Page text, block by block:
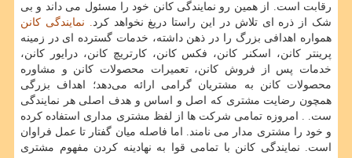
رقابت است. از همین رو نمایندگی کانن خود را مسئول می داند و بی
شک از ذره ای تلاش در این راستا دریغ نخواهد کرد. نمایندگی کانن
همواره اهدافی بزرگ را در ذهن داشته، خدمات گسترده ای در زمینه
پرینتر کانن، اسکنر کانن، فکس کانن، کارتریچ کانن، درایور کانن،
خدمات پس از فروش کانن، تعمیرات محصولات کانن و مشاوره
محصولات کانن به مشتریان گرامی ارائه می‌دهد؛ اهداف بزرگی
همچون رضایت مشتری که اصل و اساس و هدف اصلی هر نمایندگی
ست. . امروزه تمامی شرکت ها از لفظ مشتری مداری استفاده کرده
و خود را مشتری مدار می نامند. اما فاصله میان گفتار تا عمل فراوان
است. نمایندگی کانن با تمامی قوا به نهادینه کردن مفهوم مشتری